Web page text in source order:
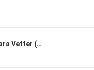
ganzen Land unterwegs.
2009 veröffentlicht.
Musik ist das
er jede freie Minute auf
Was Isch Los? Folge 190 Clara Vetter (BW-Jazzpreisträgerin 2023/Pianistin aus Gaggenau)